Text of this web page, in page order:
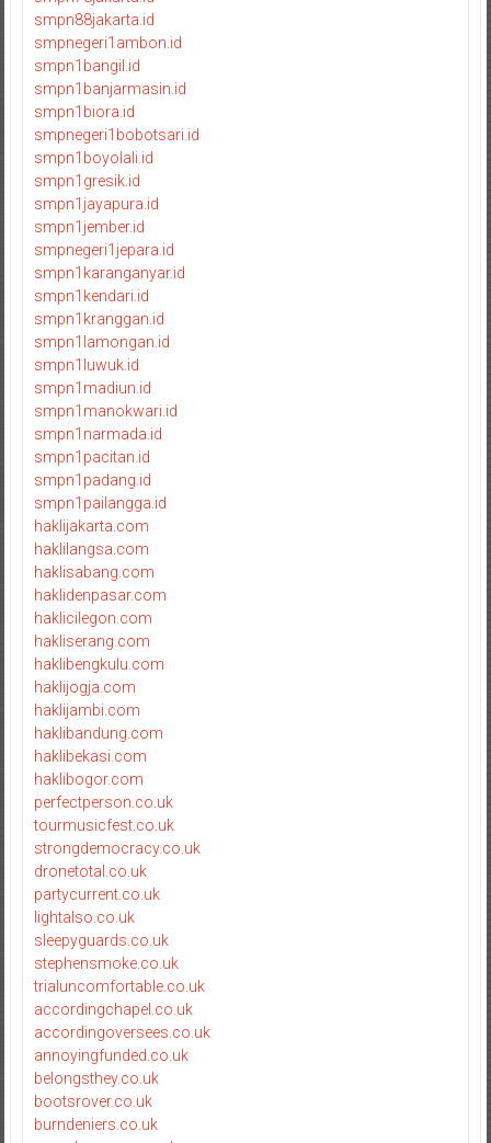
smpn88jakarta.id
smpnegeri1ambon.id
smpn1bangil.id
smpn1banjarmasin.id
smpn1biora.id
smpnegeri1bobotsari.id
smpn1boyolali.id
smpn1gresik.id
smpn1jayapura.id
smpn1jember.id
smpnegeri1jepara.id
smpn1karanganyar.id
smpn1kendari.id
smpn1kranggan.id
smpn1lamongan.id
smpn1luwuk.id
smpn1madiun.id
smpn1manokwari.id
smpn1narmada.id
smpn1pacitan.id
smpn1padang.id
smpn1pailangga.id
haklijakarta.com
haklilangsa.com
haklisabang.com
haklidenpasar.com
haklicilegon.com
hakliserang.com
haklibengkulu.com
haklijogja.com
haklijambi.com
haklibandung.com
haklibekasi.com
haklibogor.com
perfectperson.co.uk
tourmusicfest.co.uk
strongdemocracy.co.uk
dronetotal.co.uk
partycurrent.co.uk
lightalso.co.uk
sleepyguards.co.uk
stephensmoke.co.uk
trialuncomfortable.co.uk
accordingchapel.co.uk
accordingoversees.co.uk
annoyingfunded.co.uk
belongsthey.co.uk
bootsrover.co.uk
burndeniers.co.uk